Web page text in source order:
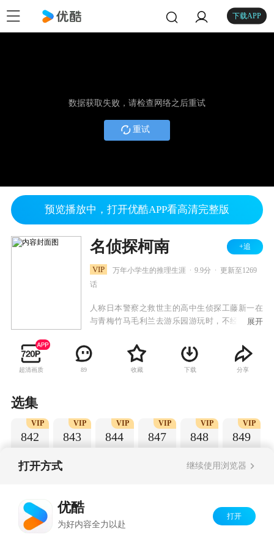
下载APP
数据获取失败，请检查网络之后重试
重试
预览播放中，打开优酷APP看高清完整版
名侦探柯南 +追
VIP 万年小学生的推理生涯 9.9分
更新至1269
话
人称日本警察之救世主的高中生侦探工藤新一在
与青梅竹马毛利兰去游乐园游玩时，不经意中发
踪，并目睹了黑衣人正在进行可疑交易。不料，
却被另一名黑衣人在背后击晕，被强行灌下一种
名为APTX-4869的毒药，致使身体变小。为了在
为“江户川柯南”，并寄住在毛利兰的家中。作为
侦探，柯南实在看不下去毛利小五郎经常做的一
展开
超清画质 89 收藏 下载 分享
选集
842
VIP
843
VIP
844
VIP
847
VIP
848
VIP
849
VIP
打开方式 继续使用浏览器
优酷
为好内容全力以赴
打开